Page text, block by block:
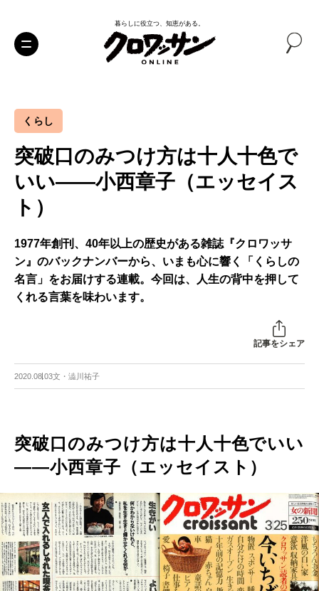
暮らしに役立つ、知恵がある。
くらし
突破口のみつけ方は十人十色で
いい――小西章子（エッセイス
ト）
1977年創刊、40年以上の歴史がある雑誌『クロワッサ
ン』のバックナンバーから、いまも心に響く「くらしの
名言」をお届けする連載。今回は、人生の背中を押して
くれる言葉を味わいます。
記事をシェア
2020.08.03文・澁川祐子
突破口のみつけ方は十人十色でいい
――小西章子（エッセイスト）